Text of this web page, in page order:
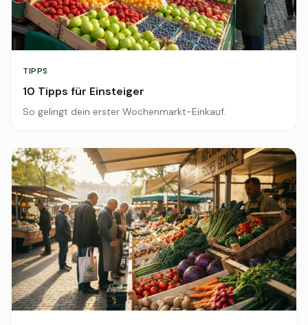
TIPPS
10 Tipps für Einsteiger
So gelingt dein erster Wochenmarkt-Einkauf.